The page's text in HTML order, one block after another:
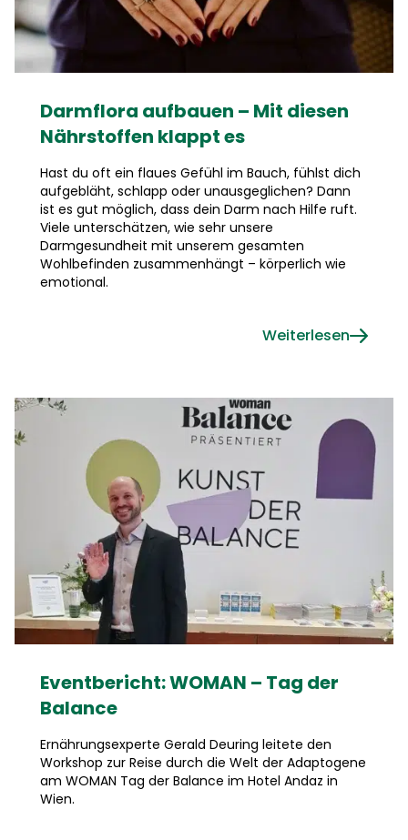
Darmflora aufbauen – Mit diesen
Nährstoffen klappt es
Hast du oft ein flaues Gefühl im Bauch, fühlst dich
aufgebläht, schlapp oder unausgeglichen? Dann
ist es gut möglich, dass dein Darm nach Hilfe ruft.
Viele unterschätzen, wie sehr unsere
Darmgesundheit mit unserem gesamten
Wohlbefinden zusammenhängt – körperlich wie
emotional.
Weiterlesen
Eventbericht: WOMAN – Tag der
Balance
Ernährungsexperte Gerald Deuring leitete den
Workshop zur Reise durch die Welt der Adaptogene
am WOMAN Tag der Balance im Hotel Andaz in
Wien.